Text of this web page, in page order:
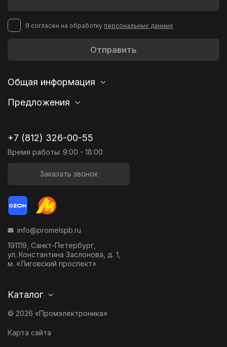
Я согласен на обработку персональных данных
Отправить
Общая информация
Предложения
+7 (812) 326-00-55
Время работы: 9:00 - 18:00
Заказать звонок
info@promelspb.ru
191119, Санкт-Петербург,
ул. Константина Заслонова, д. 1,
м. «Лиговский проспект»
Каталог
© 2026 «Промэлектроника»
Карта сайта